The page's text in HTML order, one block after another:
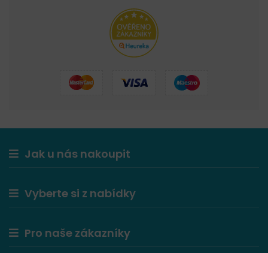
Jak u nás nakoupit
Vyberte si z nabídky
Pro naše zákazníky